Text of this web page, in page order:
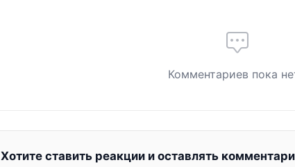
Комментариев пока
Хотите ставить реакции и оставлять